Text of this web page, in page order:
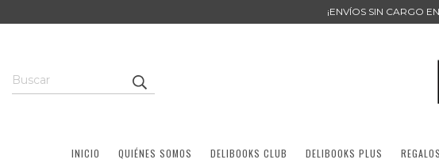
¡ENVÍOS SIN CARGO
INICIO QUIÉNES SOMOS DELIBOOKS CLUB DELIBOOKS PLUS